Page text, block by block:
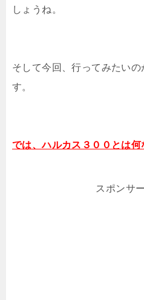
しょうね。
そして今回、行ってみたいの
す。
では、ハルカス３００とは何
スポンサ